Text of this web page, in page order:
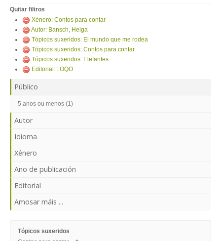
Quitar filtros
Xénero: Contos para contar
Autor: Bansch, Helga
Tópicos suxeridos: El mundo que me rodea
Tópicos suxeridos: Contos para contar
Tópicos suxeridos: Elefantes
Editorial: : OQO
Público
5 anos ou menos (1)
Autor
Idioma
Xénero
Ano de publicación
Editorial
Amosar máis ...
Tópicos suxeridos